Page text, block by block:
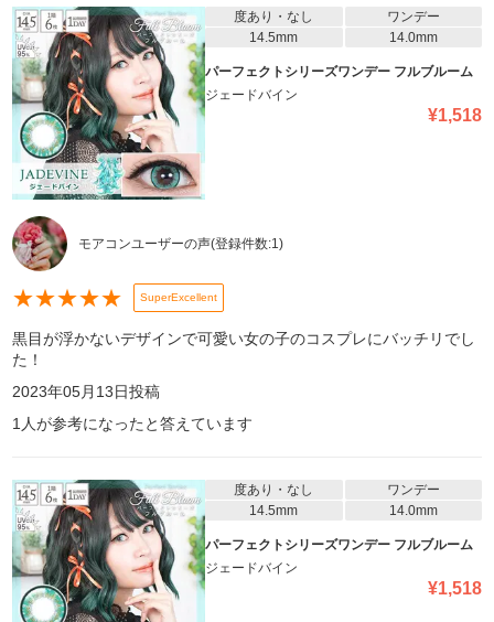
度あり・なし
ワンデー
14.5mm
14.0mm
パーフェクトシリーズワンデー フルブルーム
ジェードバイン
¥1,518
モアコンユーザーの声(登録件数:1)
★★★★★ SuperExcellent
黒目が浮かないデザインで可愛い女の子のコスプレにバッチリでし
た！
2023年05月13日投稿
1 人が参考になったと答えています
度あり・なし
ワンデー
14.5mm
14.0mm
パーフェクトシリーズワンデー フルブルーム
ジェードバイン
¥1,518